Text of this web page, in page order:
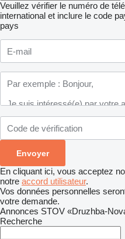
Veuillez vérifier le numéro de
international et inclure le code
pays
En cliquant ici, vous acceptez
notre accord utilisateur.
Vos données personnelles
votre demande.
Annonces STOV «Druzhba-
Recherche